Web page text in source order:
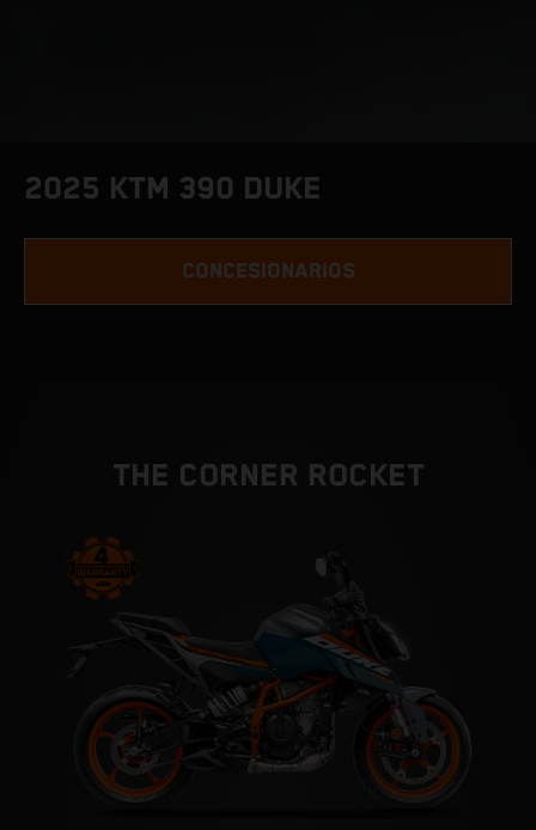
2025 KTM 390 DUKE
CONCESIONARIOS
THE CORNER ROCKET